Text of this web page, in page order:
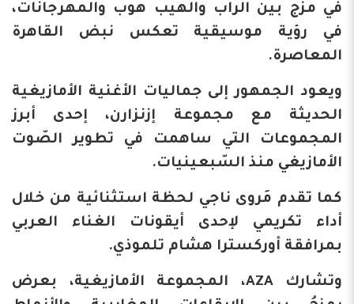
في مزج بين الراب والهيب هوب والمهرجانات،
في رؤية موسيقية تعكس نبض القاهرة
المعاصرة.
ويعود الجمهور إلى جماليات الأغنية الأمازيغية
الحديثة مع مجموعة إزنزارن، إحدى أبرز
المجموعات التي ساهمت في تطوير الصّوت
الأمازيغي منذ السّبعينيات.
كما تقدم مَروى ناجي لحظة استثنائية من خلال
أداء تكريمي لإحدى أيقونات الغناء العربي
بمرافقة أوركسترا هشام تلموذي.
وتشارك AZA، المجموعة الأمازيغية، بعرض